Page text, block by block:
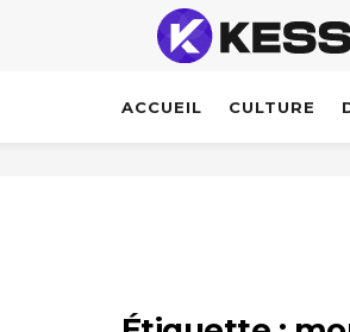
ACCUEIL CULTURE